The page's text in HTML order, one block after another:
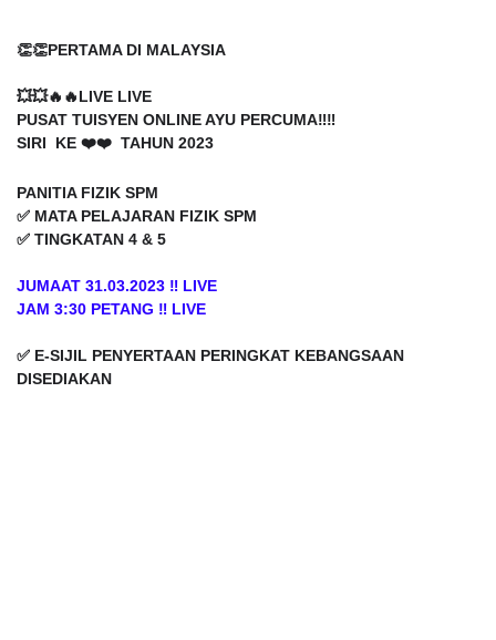
👏👏PERTAMA DI MALAYSIA
💥💥🔥🔥LIVE LIVE
PUSAT TUISYEN ONLINE AYU PERCUMA‼️‼️
SIRI KE ❤️❤️ TAHUN 2023
PANITIA FIZIK SPM
✅ MATA PELAJARAN FIZIK SPM
✅ TINGKATAN 4 & 5
JUMAAT 31.03.2023 ‼️ LIVE
JAM 3:30 PETANG ‼️ LIVE
✅ E-SIJIL PENYERTAAN PERINGKAT KEBANGSAAN
DISEDIAKAN